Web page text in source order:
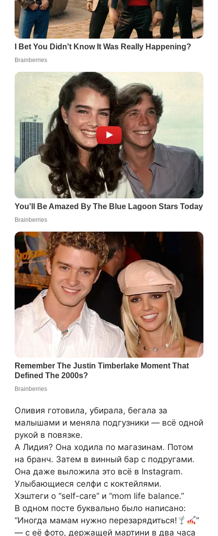
Оливия готовила, убирала, бегала за
малышами и меняла подгузники — всё одной
рукой в повязке.
А Лидия? Она ходила по магазинам. Потом
на бранч. Затем в винный бар с подругами.
Она даже выложила это всё в Instagram.
Улыбающиеся селфи с коктейлями.
Хэштеги о “self-care” и “mom life balance.”
В одном посте буквально было написано:
“Иногда мамам нужно перезарядиться!
”
— с её фото, держащей мартини в два часа